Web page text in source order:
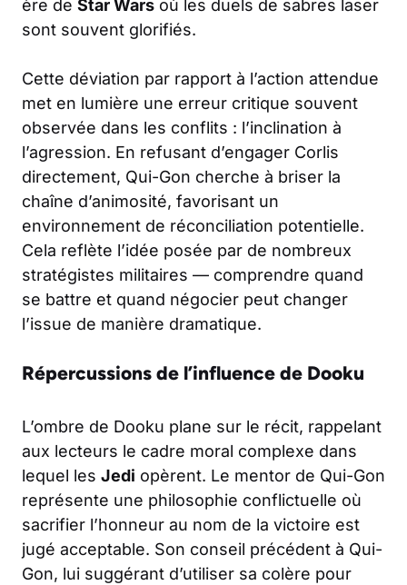
ère de Star Wars où les duels de sabres laser
sont souvent glorifiés.
Cette déviation par rapport à l’action attendue
met en lumière une erreur critique souvent
observée dans les conflits : l’inclination à
l’agression. En refusant d’engager Corlis
directement, Qui-Gon cherche à briser la
chaîne d’animosité, favorisant un
environnement de réconciliation potentielle.
Cela reflète l’idée posée par de nombreux
stratégistes militaires — comprendre quand
se battre et quand négocier peut changer
l’issue de manière dramatique.
Répercussions de l’influence de Dooku
L’ombre de Dooku plane sur le récit, rappelant
aux lecteurs le cadre moral complexe dans
lequel les Jedi opèrent. Le mentor de Qui-Gon
représente une philosophie conflictuelle où
sacrifier l’honneur au nom de la victoire est
jugé acceptable. Son conseil précédent à Qui-
Gon, lui suggérant d’utiliser sa colère pour